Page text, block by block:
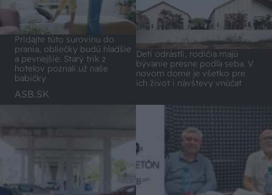
Pridajte túto surovinu do
prania, obliečky budú hladšie
a pevnejšie. Starý trik z
hotelov poznali už naše
babičky
Deti odrástli, rodičia majú
bývanie presne podľa seba. V
novom dome je všetko pre
ich život i návštevy vnúčat
ASB.SK